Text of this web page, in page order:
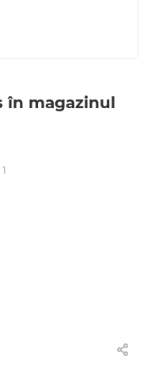
în magazinul
1